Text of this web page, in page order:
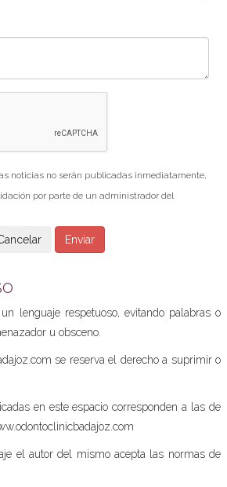
noticias no serán publicadas inmediatamente,
por parte de un administrador del
lenguaje respetuoso, evitando palabras o
u obsceno.
se reserva el derecho a suprimir o
en este espacio corresponden a las de
el autor del mismo acepta las normas de